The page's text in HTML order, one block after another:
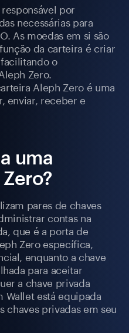
por
necessárias para
As moedas em si são
da carteira é criar
o
Zero.
Aleph Zero é uma
enviar, receber e
uma
pares de chaves
contas na
que é a porta de
Zero específica,
enquanto a chave
para aceitar
a chave privada
Wallet está equipada
chaves privadas em seu